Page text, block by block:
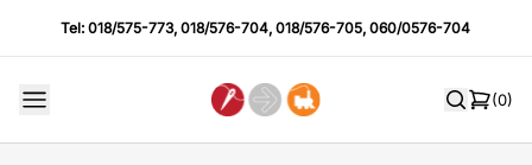
Tel:018/575-773,018/576-704,018/576-705,060/0576-704
(0)